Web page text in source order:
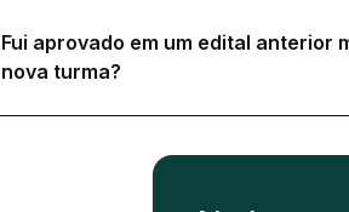
Fui aprovado em um edital anterior
nova turma?